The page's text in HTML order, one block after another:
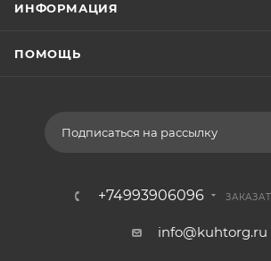
ИНФОРМАЦИЯ
ПОМОЩЬ
Подписаться на рассылку
+74993906096
info@kuhtorg.ru